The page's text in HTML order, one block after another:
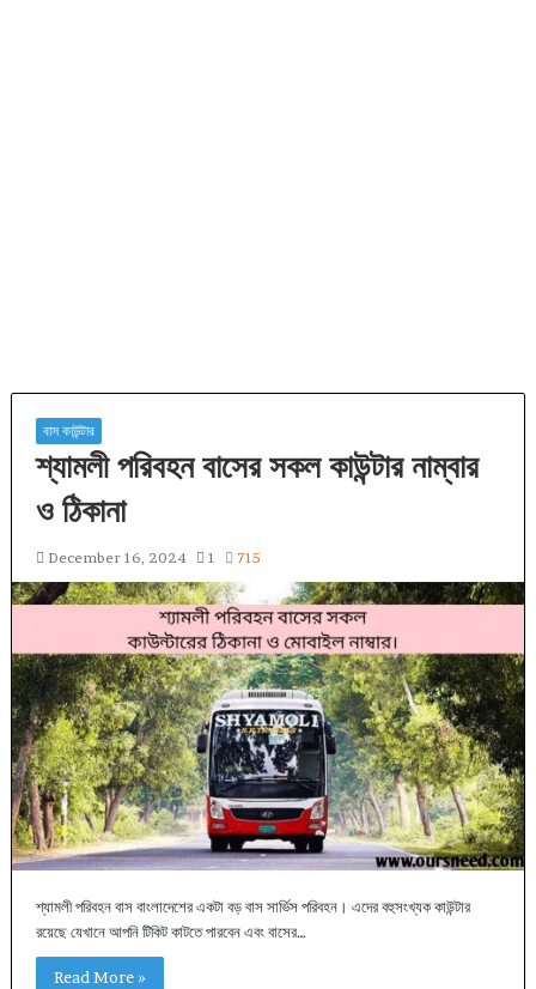
বাস কাউন্টার
শ্যামলী পরিবহন বাসের সকল কাউন্টার নাম্বার
ও ঠিকানা
December 16, 2024 1 715
শ্যামলী পরিবহন বাস বাংলাদেশের একটা বড় বাস সার্ভিস পরিবহন। এদের বহুসংখ্যক কাউন্টার
রয়েছে যেখানে আপনি টিকিট কাটতে পারবেন এবং বাসের…
Read More »